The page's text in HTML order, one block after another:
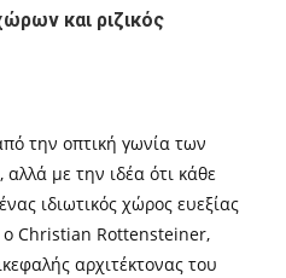
και ριζικός
την οπτική γωνία των
με την ιδέα ότι κάθε
ιδιωτικός χώρος ευεξίας
ο Christian Rottensteiner,
αρχιτέκτονας του